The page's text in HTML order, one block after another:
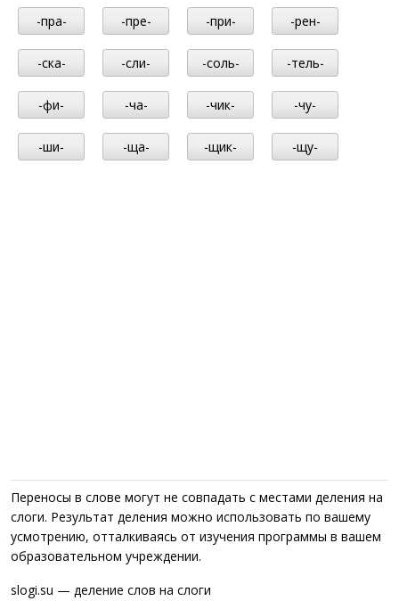
-пра- -пре- -при- -рен-
-ска- -сли- -соль- -тель-
-фи- -ча- -чик- -чу-
-ши- -ща- -щик- -щу-
Переносы в слове могут не совпадать с местами деления на
слоги. Результат деления можно использовать по вашему
усмотрению, отталкиваясь от изучения программы в вашем
образовательном учреждении.
slogi.su — деление слов на слоги